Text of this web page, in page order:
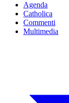
Agenda
Catholica
Commenti
Multimedia